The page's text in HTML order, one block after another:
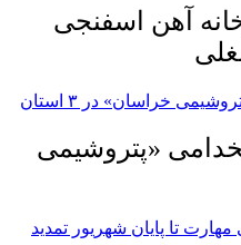
آهن اسفنجی
«پتروشیمی